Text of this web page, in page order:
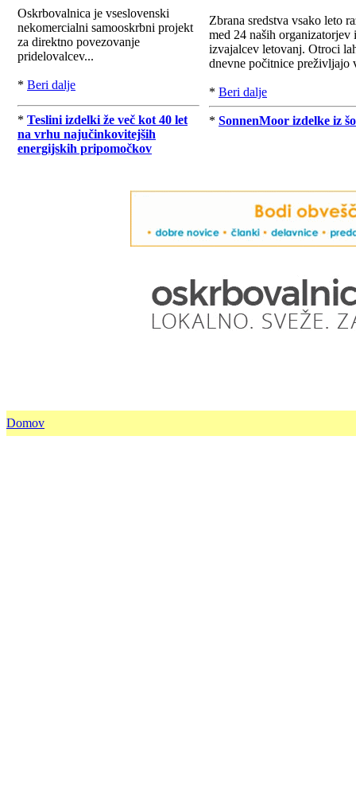
Oskrbovalnica je vseslovenski
nekomercialni samooskrbni projekt
za direktno povezovanje
pridelovalcev...
* Beri dalje
* Teslini izdelki že več kot 40 let
na vrhu najučinkovitejših
energijskih pripomočkov
Zbrana sredstva vsako leto
med 24 naših organizatorjev
izvajalcev letovanj. Otroci
dnevne počitnice preživljajo
* Beri dalje
* SonnenMoor izdelke iz
Domov